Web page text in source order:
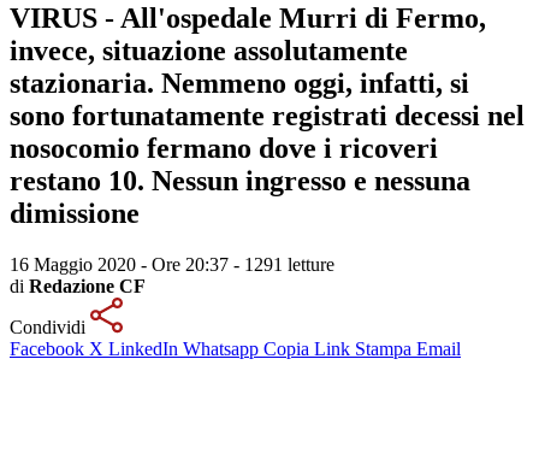
VIRUS - All'ospedale Murri di Fermo,
invece, situazione assolutamente
stazionaria. Nemmeno oggi, infatti, si
sono fortunatamente registrati decessi nel
nosocomio fermano dove i ricoveri
restano 10. Nessun ingresso e nessuna
dimissione
16 Maggio 2020 - Ore 20:37 - 1291 letture
di Redazione CF
Condividi
Facebook X LinkedIn Whatsapp Copia Link Stampa Email